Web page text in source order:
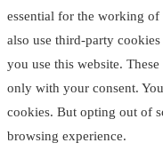
essential for the working
also use third-party
you use this website.
only with your consent.
cookies. But opting out of
browsing experience.